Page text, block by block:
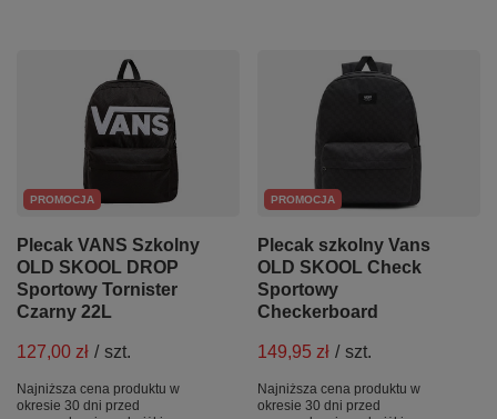
PROMOCJA
Plecak VANS Szkolny
OLD SKOOL DROP
Sportowy Tornister
Czarny 22L
127,00 zł / szt.
Najniższa cena produktu w
okresie 30 dni przed
PROMOCJA
Plecak szkolny Vans
OLD SKOOL Check
Sportowy
Checkerboard
149,95 zł / szt.
Najniższa cena produktu w
okresie 30 dni przed